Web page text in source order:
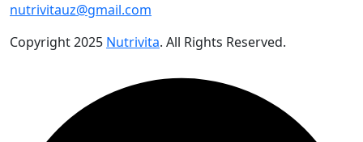
nutrivitauz@gmail.com
Copyright2025 Nutrivita. All Rights Reserved.